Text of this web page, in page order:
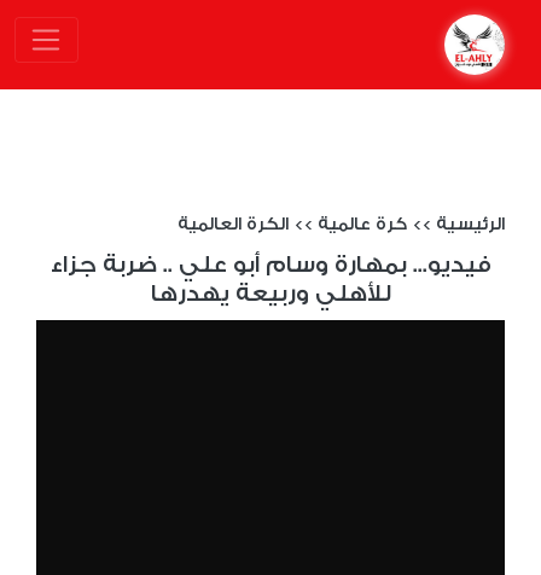
الرئيسية >> كرة عالمية >> الكرة العالمية
فيديو... بمهارة وسام أبو علي .. ضربة جزاء
للأهلي وربيعة يهدرها